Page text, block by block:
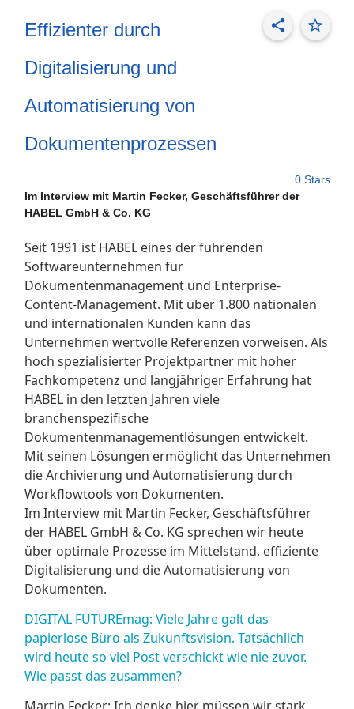
Effizienter durch
Digitalisierung und
Automatisierung von
Dokumentenprozessen
share star_border
0 Stars
Im Interview mit Martin Fecker, Geschäftsführer der
HABEL GmbH & Co. KG
Seit 1991 ist HABEL eines der führenden
Softwareunternehmen für
Dokumentenmanagement und Enterprise-
Content-Management. Mit über 1.800 nationalen
und internationalen Kunden kann das
Unternehmen wertvolle Referenzen vorweisen. Als
hoch spezialisierter Projektpartner mit hoher
Fachkompetenz und langjähriger Erfahrung hat
HABEL in den letzten Jahren viele
branchenspezifische
Dokumentenmanagementlösungen entwickelt.
Mit seinen Lösungen ermöglicht das Unternehmen
die Archivierung und Automatisierung durch
Workflowtools von Dokumenten.
Im Interview mit Martin Fecker, Geschäftsführer
der HABEL GmbH & Co. KG sprechen wir heute
über optimale Prozesse im Mittelstand, effiziente
Digitalisierung und die Automatisierung von
Dokumenten.
DIGITAL FUTUREmag: Viele Jahre galt das
papierlose Büro als Zukunftsvision. Tatsächlich
wird heute so viel Post verschickt wie nie zuvor.
Wie passt das zusammen?